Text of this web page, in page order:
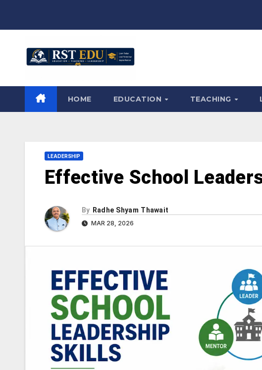
HOME EDUCATION TEACHING
LEADERSHIP
Effective School
By Radhe Shyam Thawait
MAR 28, 2026